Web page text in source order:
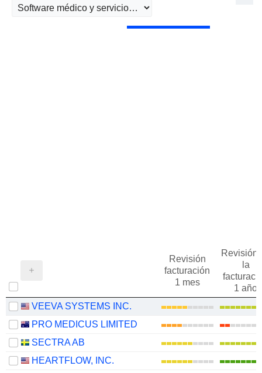
Revisión
facturación
1 mes
Revisión
la
1 año
VEEVA SYSTEMS INC.
PRO MEDICUS LIMITED
SECTRA AB
HEARTFLOW, INC.